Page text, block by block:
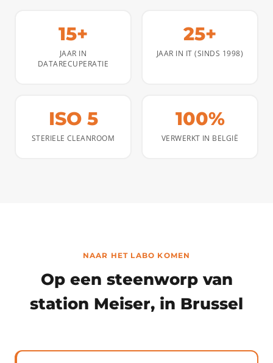
15+
JAAR IN
DATARECUPERATIE
25+
JAAR IN IT (SINDS 1998)
ISO 5
STERIELE CLEANROOM
100%
VERWERKT IN BELGIË
NAAR HET LABO KOMEN
Op een steenworp van
station Meiser, in Brussel